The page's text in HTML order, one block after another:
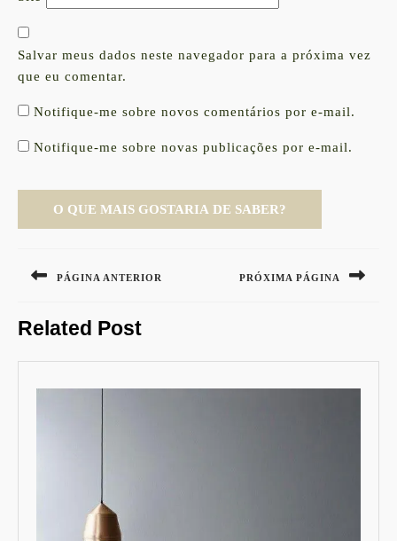
Salvar meus dados neste navegador para a próxima vez
que eu comentar.
Notifique-me sobre novos comentários por e-mail.
Notifique-me sobre novas publicações por e-mail.
de
PÁGINA ANTERIOR
post:
PRÓXIMA PÁGINA
Related Post